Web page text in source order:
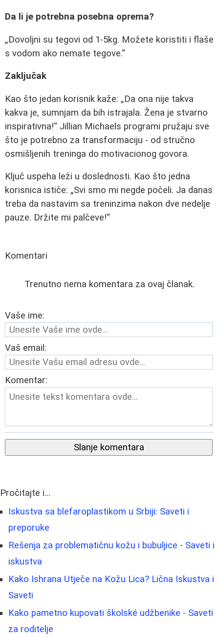
Da li je potrebna posebna oprema?
Dovoljni su tegovi od 1-5kg. Možete koristiti i flaše
s vodom ako nemate tegove.
Zaključak
Kao što jedan korisnik kaže:
Da ona nije takva
kakva je, sumnjam da bih istrajala. Žena je stvarno
inspirativna!
Jillian Michaels programi pružaju sve
što je potrebno za transformaciju - od stručno
osmišljenih treninga do motivacionog govora.
Ključ uspeha leži u doslednosti. Kao što jedna
korisnica ističe:
Svi smo mi negde počeli. Ja danas
treba da nastavim sa treninzima nakon dve nedelje
pauze. Držite mi palčeve!
Komentari
Trenutno nema komentara za ovaj članak.
Vaše ime:
Vaš email:
Komentar:
Slanje komentara
Pročitajte i...
Iskustva sa blefaroplastikom u Srbiji: Saveti i
preporuke
Rešenja za problematičnu kožu i bubuljice - Saveti i
iskustva
Kako Ishrana Utječe na Kožu Lica? Lična Iskustva i
Saveti
Kako pametno kupovati školské udžbenike - Saveti
za roditelje